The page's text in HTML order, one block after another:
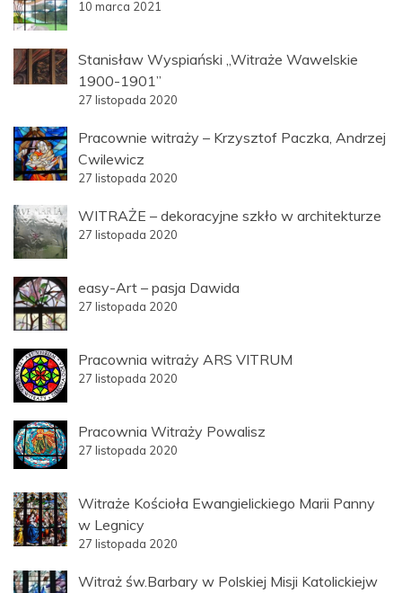
10 marca 2021
Stanisław Wyspiański „Witraże Wawelskie
1900-1901”
27 listopada 2020
Pracownie witraży – Krzysztof Paczka, Andrzej
Cwilewicz
27 listopada 2020
WITRAŻE – dekoracyjne szkło w architekturze
27 listopada 2020
easy-Art – pasja Dawida
27 listopada 2020
Pracownia witraży ARS VITRUM
27 listopada 2020
Pracownia Witraży Powalisz
27 listopada 2020
Witraże Kościoła Ewangielickiego Marii Panny
w Legnicy
27 listopada 2020
Witraż św.Barbary w Polskiej Misji Katolickiejw